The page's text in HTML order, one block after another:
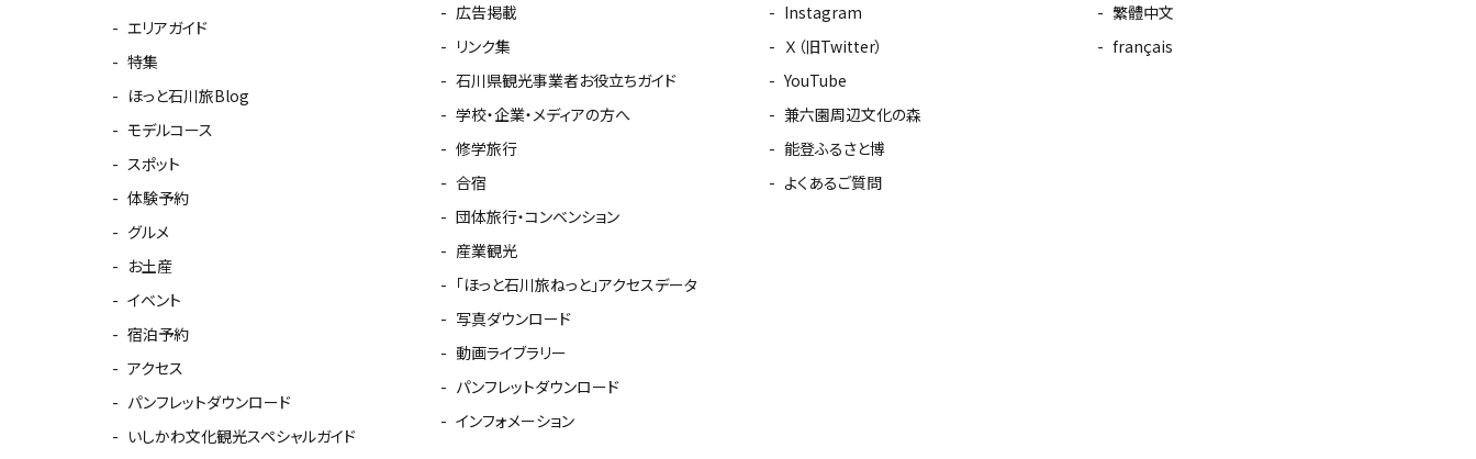
エリアガイド
特集
ほっと石川旅Blog
モデルコース
スポット
体験予約
グルメ
お土産
イベント
宿泊予約
アクセス
パンフレットダウンロード
いしかわ文化観光スペシャルガイド
広告掲載
リンク集
石川県観光事業者お役立ちガイド
学校・企業・メディアの方へ
修学旅行
合宿
団体旅行・コンベンション
産業観光
「ほっと石川旅ねっと」アクセスデータ
写真ダウンロード
動画ライブラリー
パンフレットダウンロード
インフォメーション
Instagram
Ｘ（旧Twitter）
YouTube
兼六園周辺文化の森
能登ふるさと博
よくあるご質問
繁體中文
français